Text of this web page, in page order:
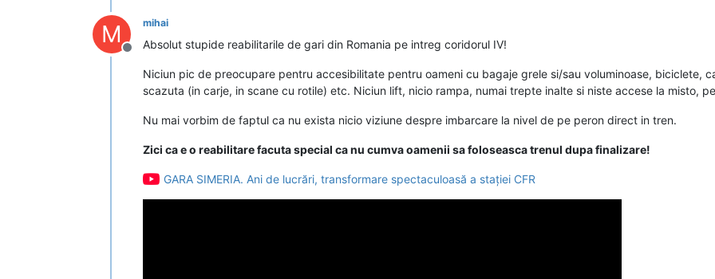
M
Deconectat
mihai
Absolut stupide reabilitarile de gari din Romania pe intreg coridorul IV!
Niciun pic de preocupare pentru accesibilitate pentru oameni cu bagaje grele si/sau voluminoase, biciclete,
scazuta (in carje, in scane cu rotile) etc. Niciun lift, nicio rampa, numai trepte inalte si niste accese la misto,
Nu mai vorbim de faptul ca nu exista nicio viziune despre imbarcare la nivel de pe peron direct in tren.
Zici ca e o reabilitare facuta special ca nu cumva oamenii sa foloseasca trenul dupa finalizare!
GARA SIMERIA. Ani de lucrări, transformare spectaculoasă a stației CFR